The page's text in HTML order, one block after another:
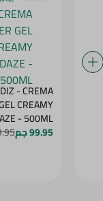
- CREMA
CREAMY
DAZE - 500ML
99.95 جم